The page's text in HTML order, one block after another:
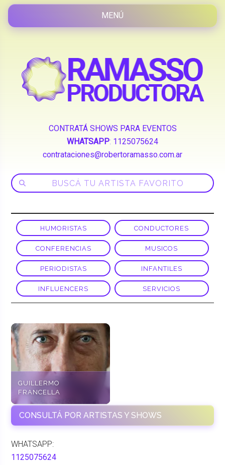
CONTRATÁ SHOWS PARA EVENTOS
WHATSAPP: 1125075624
contrataciones@robertoramasso.com.ar
HUMORISTAS CONDUCTORES
CONFERENCIAS MUSICOS
PERIODISTAS INFANTILES
INFLUENCERS SERVICIOS
GUILLERMO
FRANCELLA
CONSULTÁ POR ARTISTAS Y SHOWS
WHATSAPP:
1125075624